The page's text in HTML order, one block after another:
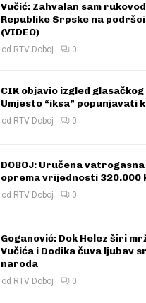
Vučić: Zahvalan sam
Republike Srpske na
(VIDEO)
od RTV Doboj 0
CIK objavio izgled
Umjesto “iksa” popunjavati
od RTV Doboj 0
DOBOJ: Uručena
oprema vrijednosti 320.000
od RTV Doboj 0
Goganović: Dok Helez širi
Vučića i Dodika čuva ljubav
naroda
od RTV Doboj 0